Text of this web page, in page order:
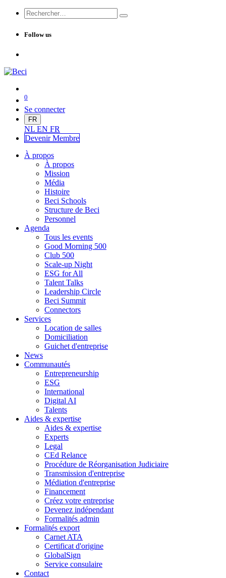
Follow us
0
Se connecter
FR
NL EN FR
Devenir Membre
À propos
À propos
Mission
Média
Histoire
Beci Schools
Structure de Beci
Personnel
Agenda
Tous les events
Good Morning 500
Club 500
Scale-up Night
ESG for All
Talent Talks
Leadership Circle
Beci Summit
Connectors
Services
Location de salles
Domiciliation
Guichet d'entreprise
News
Communautés
Entrepreneurship
ESG
International
Digital AI
Talents
Aides & expertise
Aides & expertise
Experts
Legal
CEd Relance
Procédure de Réorganisation Judiciaire
Transmission d'entreprise
Médiation d'entreprise
Financement
Créez votre entreprise
Devenez indépendant
Formalités admin
Formalités export
Carnet ATA
Certificat d'origine
GlobalSign
Service consulaire
Contact